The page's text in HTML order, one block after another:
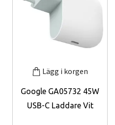
Lägg i korgen
Google GA05732 45W
USB-C Laddare Vit